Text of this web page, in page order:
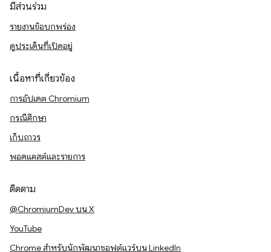
มีส่วนร่วม
รายงานข้อบกพร่อง
ดูประเด็นที่เปิดอยู่
เนื้อหาที่เกี่ยวข้อง
การอัปเดต Chromium
กรณีศึกษา
เก็บถาวร
พอดแคสต์และรายการ
ติดตาม
@ChromiumDev บน X
YouTube
Chrome สำหรับนักพัฒนาซอฟต์แวร์บน LinkedIn